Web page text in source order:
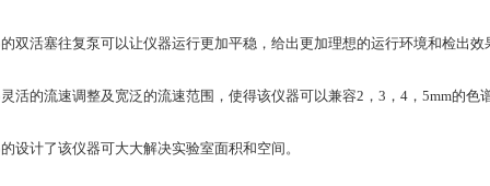
活塞往复泵可以让仪器运行更加平稳，给出更加理想的运行环境和检出效
的流速调整及宽泛的流速范围，使得该仪器可以兼容2，3，4，5mm的色
计了该仪器可大大解决实验室面积和空间。